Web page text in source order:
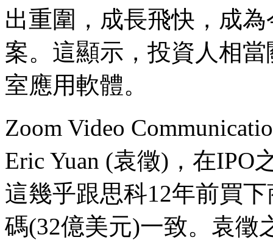
出重圍，成長飛快，成
案。這顯示，投資人相
室應用軟體。
Zoom Video
Eric Yuan (袁徵)，在IPO
這幾乎跟思科12年前買
碼(32億美元)一致。袁徵